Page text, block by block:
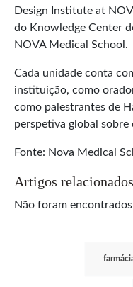
Design Institute at
do Knowledge Center
NOVA Medical School.
Cada unidade conta
instituição, como
como palestrantes de
perspetiva global sobre
Fonte: Nova Medical
Artigos
Não foram